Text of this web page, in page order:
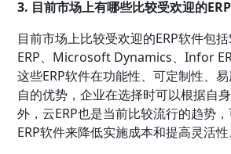
3. 目前市场上有哪些比较受欢迎的
目前市场上比较受欢迎的ERP软件包
ERP、Microsoft Dynamics、Infor
这些ERP软件在功能性、可定制性、
自的优势，企业在选择时可以根据自
外，云ERP也是当前比较流行的趋势
ERP软件来降低实施成本和提高灵活性